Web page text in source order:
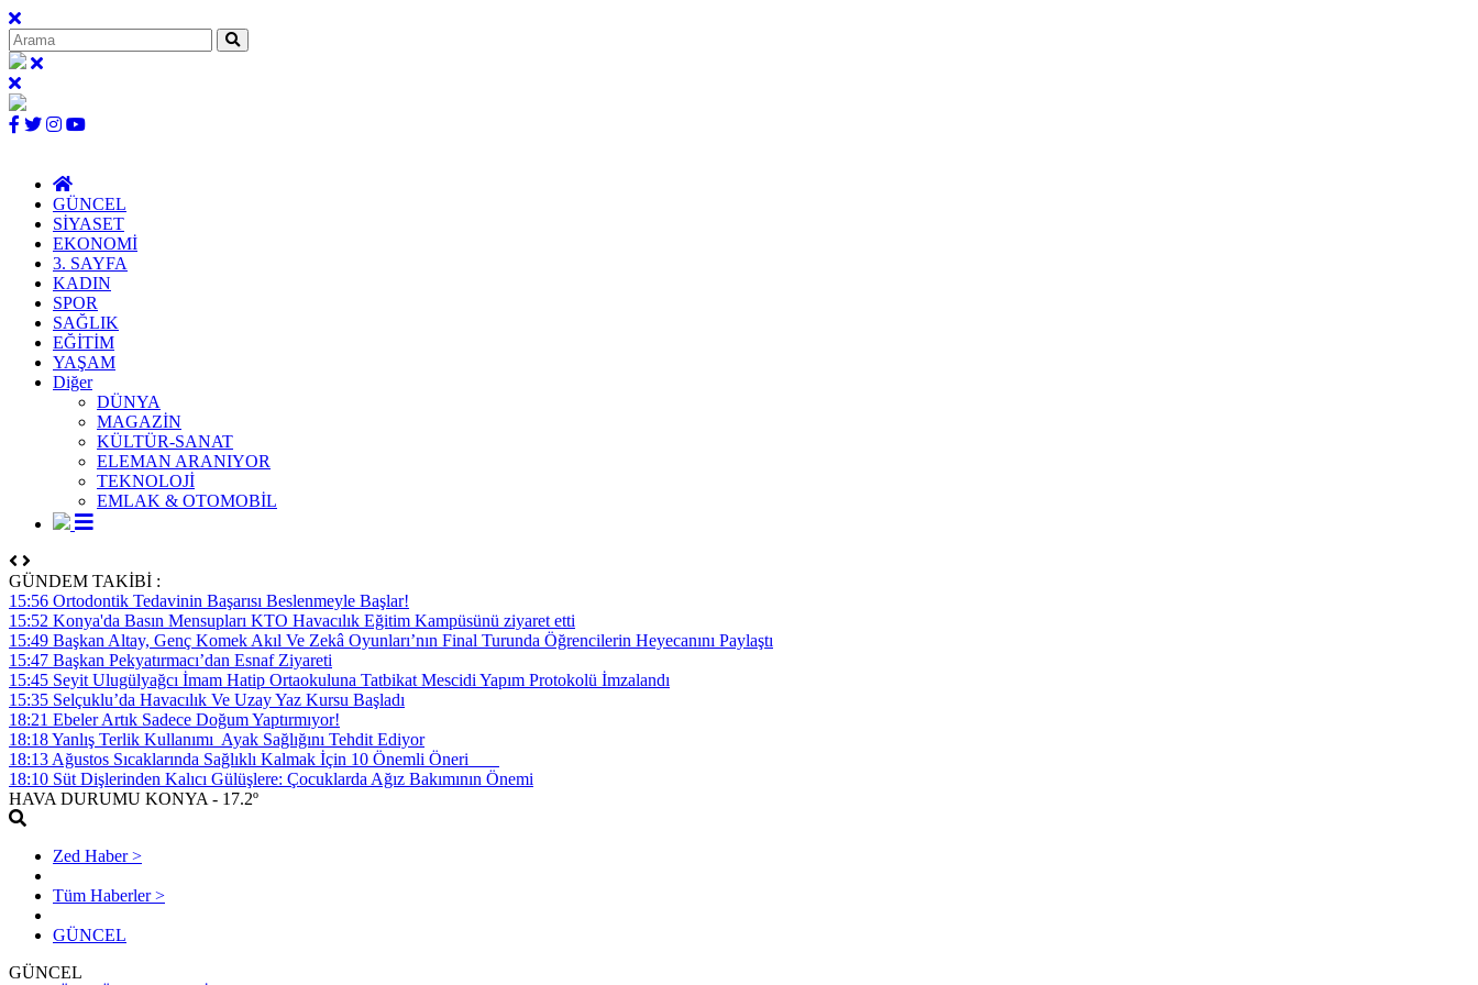
GÜNCEL
SİYASET
EKONOMİ
3. SAYFA
KADIN
SPOR
SAĞLIK
EĞİTİM
YAŞAM
Diğer
DÜNYA
MAGAZİN
KÜLTÜR-SANAT
ELEMAN ARANIYOR
TEKNOLOJİ
EMLAK & OTOMOBİL
GÜNDEM TAKİBİ :
15:56 Ortodontik Tedavinin Başarısı Beslenmeyle Başlar!
15:52 Konya'da Basın Mensupları KTO Havacılık Eğitim Kampüsünü ziyaret etti
15:49 Başkan Altay, Genç Komek Akıl Ve Zekâ Oyunları’nın Final Turunda Öğrencilerin Heyecanını Paylaştı
15:47 Başkan Pekyatırmacı’dan Esnaf Ziyareti
15:45 Seyit Ulugülyağcı İmam Hatip Ortaokuluna Tatbikat Mescidi Yapım Protokolü İmzalandı
15:35 Selçuklu’da Havacılık Ve Uzay Yaz Kursu Başladı
18:21 Ebeler Artık Sadece Doğum Yaptırmıyor!
18:18 Yanlış Terlik Kullanımı Ayak Sağlığını Tehdit Ediyor
18:13 Ağustos Sıcaklarında Sağlıklı Kalmak İçin 10 Önemli Öneri
18:10 Süt Dişlerinden Kalıcı Gülüşlere: Çocuklarda Ağız Bakımının Önemi
HAVA DURUMU KONYA - 17.2º
Zed Haber >
Tüm Haberler >
GÜNCEL
GÜNCEL